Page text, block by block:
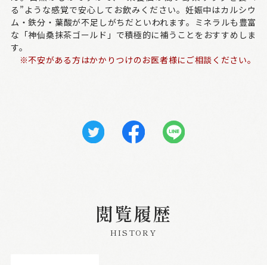
る”ような感覚で安心してお飲みください。妊娠中はカルシウ
ム・鉄分・葉酸が不足しがちだといわれます。ミネラルも豊富
な「神仙桑抹茶ゴールド」で積極的に補うことをおすすめしま
す。
※不安がある方はかかりつけのお医者様にご相談ください。
閲覧履歴
HISTORY